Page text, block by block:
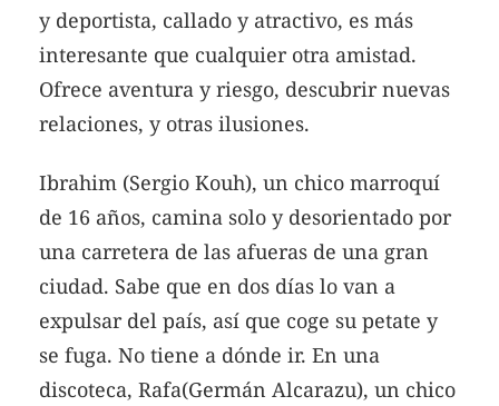
y deportista, callado y atractivo, es más
interesante que cualquier otra amistad.
Ofrece aventura y riesgo, descubrir nuevas
relaciones, y otras ilusiones.
Ibrahim (Sergio Kouh), un chico marroquí
de 16 años, camina solo y desorientado por
una carretera de las afueras de una gran
ciudad. Sabe que en dos días lo van a
expulsar del país, así que coge su petate y
se fuga. No tiene a dónde ir. En una
discoteca, Rafa(Germán Alcarazu), un chico